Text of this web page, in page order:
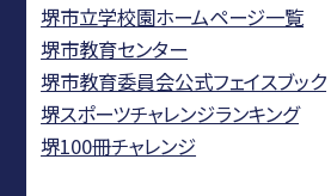
堺市立学校園ホームページ一覧
堺市教育センター
堺市教育委員会公式フェイスブック
堺スポーツチャレンジランキング
堺100冊チャレンジ